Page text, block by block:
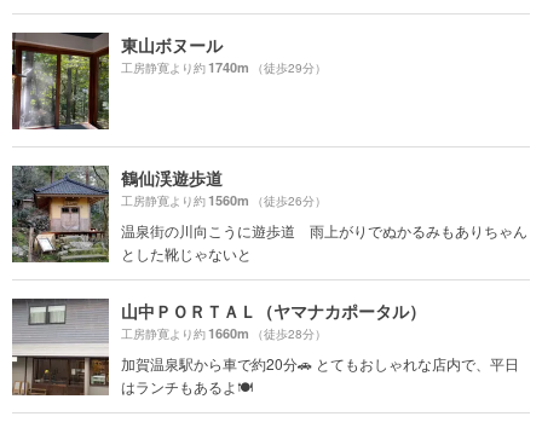
東山ボヌール
工房静寛より約1740m （徒歩29分）
鶴仙渓遊歩道
工房静寛より約1560m （徒歩26分）
温泉街の川向こうに遊歩道 雨上がりでぬかるみもありちゃん
とした靴じゃないと
山中ＰＯＲＴＡＬ（ヤマナカポータル）
工房静寛より約1660m （徒歩28分）
加賀温泉駅から車で約20分🚗 とてもおしゃれな店内で、平日
はランチもあるよ🍽️